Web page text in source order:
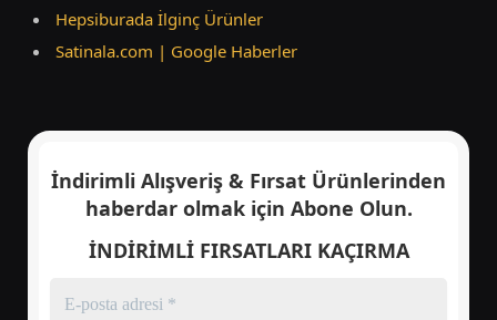
Hepsiburada İlginç Ürünler
Satinala.com | Google Haberler
İndirimli Alışveriş & Fırsat Ürünlerinden
haberdar olmak için Abone Olun.
İNDİRİMLİ FIRSATLARI KAÇIRMA